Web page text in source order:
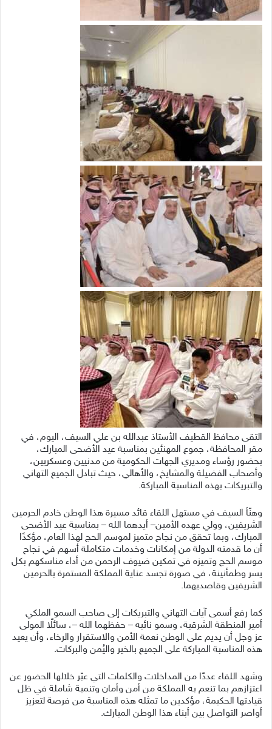
التقى محافظ القطيف الأستاذ عبدالله بن علي السيف، اليوم، في
مقر المحافظة، جموع المهنئين بمناسبة عيد الأضحى المبارك،
بحضور رؤساء ومديري الجهات الحكومية من مدنيين وعسكريين،
وأصحاب الفضيلة والمشايخ، والأهالي، حيث تبادل الجميع التهاني
والتبريكات بهذه المناسبة المباركة.
وهنّأ السيف في مستهل اللقاء قائد مسيرة هذا الوطن خادم الحرمين
الشريفين، وولي عهده الأمين– أيدهما الله – بمناسبة عيد الأضحى
المبارك، وبما تحقق من نجاح متميز لموسم الحج لهذا العام، مؤكدًا
أن ما قدمته الدولة من إمكانات وخدمات متكاملة أسهم في نجاح
موسم الحج وتميزه في تمكين ضيوف الرحمن من أداء مناسكهم بكل
يسر وطمأنينة، في صورة تجسد عناية المملكة المستمرة بالحرمين
الشريفين وقاصديهما.
كما رفع أسمى آيات التهاني والتبريكات إلى صاحب السمو الملكي
أمير المنطقة الشرقية، وسمو نائبه – حفظهما الله –، سائلًا المولى
عز وجل أن يديم على الوطن نعمة الأمن والاستقرار والرخاء، وأن يعيد
هذه المناسبة المباركة على الجميع بالخير واليُمن والبركات.
وشهد اللقاء عددًا من المداخلات والكلمات التي عبّر خلالها الحضور عن
اعتزازهم بما تنعم به المملكة من أمن وأمان وتنمية شاملة في ظل
قيادتها الحكيمة، مؤكدين ما تمثله هذه المناسبة من فرصة لتعزيز
أواصر التواصل بين أبناء هذا الوطن المبارك.